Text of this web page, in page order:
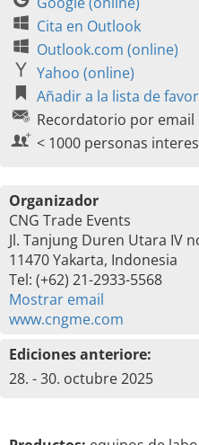
Cita en Outlook
Outlook.com (online)
Yahoo (online)
Añadir a la lista de
Recordatorio por email
< 1000 personas
Organizador
CNG Trade Events
Jl. Tanjung Duren Utara IV
11470 Yakarta, Indonesia
Tel: (+62) 21-2933-5568
Mostrar email
www.cngme.com
Ediciones anteriore:
28. - 30. octubre 2025